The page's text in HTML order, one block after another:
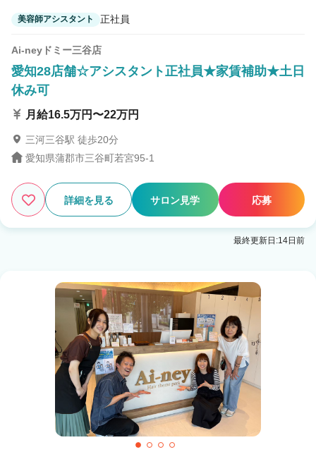
美容師アシスタント 正社員
Ai-neyドミー三谷店
愛知28店舗☆アシスタント正社員★家賃補助★土日
休み可
月給16.5万円〜22万円
三河三谷駅 徒歩20分
愛知県蒲郡市三谷町若宮95-1
詳細を見る サロン見学 応募
最終更新日:14日前